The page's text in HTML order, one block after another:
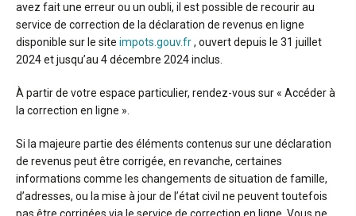
avez fait une erreur ou un oubli, il est possible de recourir au
service de correction de la déclaration de revenus en ligne
disponible sur le site impots.gouv.fr, ouvert depuis le 31 juillet
2024 et jusqu’au 4 décembre 2024 inclus.
À partir de votre espace particulier, rendez-vous sur « Accéder à
la correction en ligne ».
Si la majeure partie des éléments contenus sur une déclaration
de revenus peut être corrigée, en revanche, certaines
informations comme les changements de situation de famille,
d’adresses, ou la mise à jour de l’état civil ne peuvent toutefois